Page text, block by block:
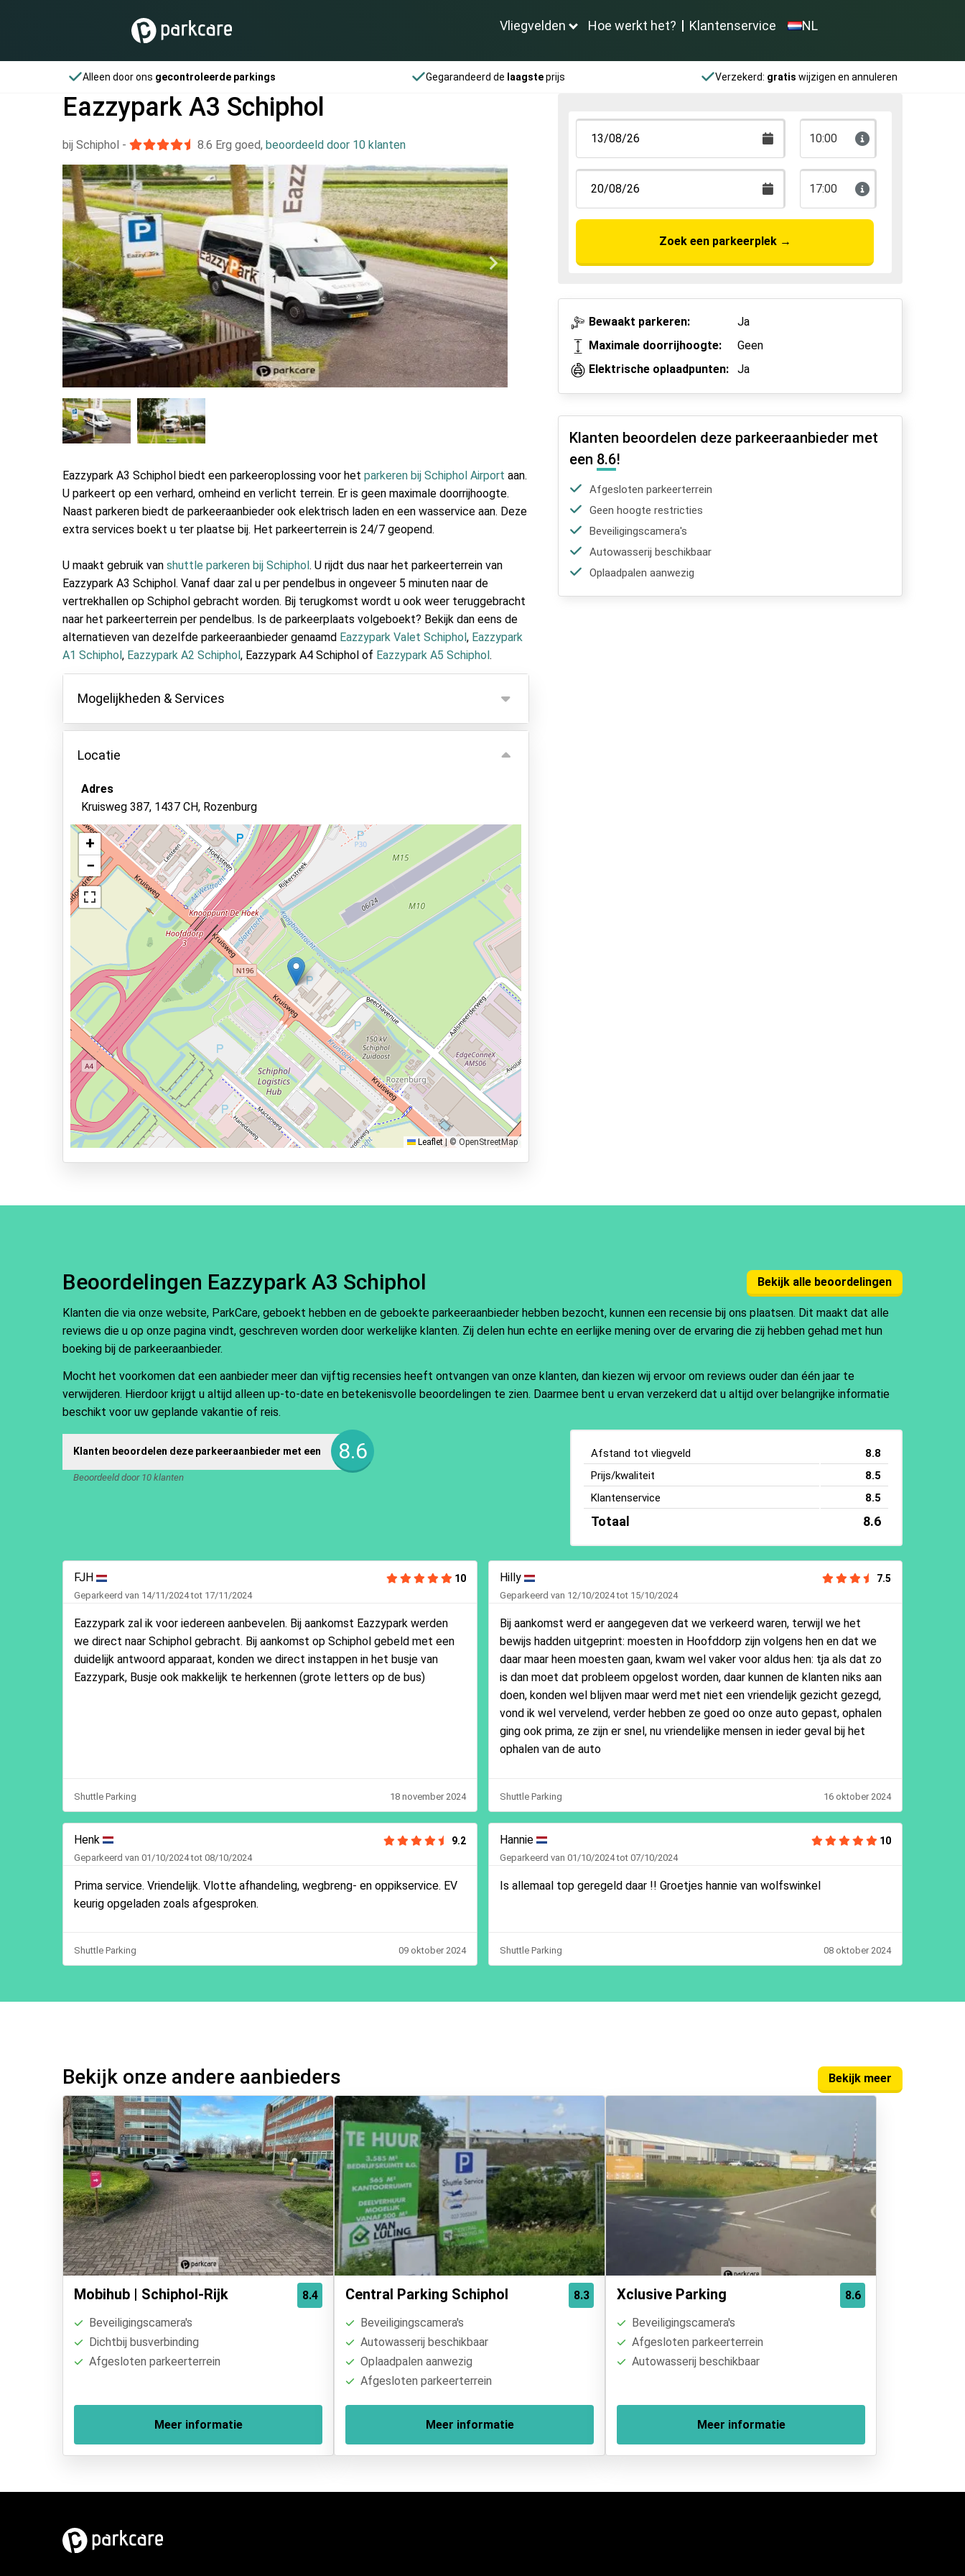
Vliegvelden Hoe werkt het? Klantenservice NL
Alleen door ons gecontroleerde parkings Gegarandeerd de laagsteprijs Verzekerd: gratis wijzigen en annuleren
Eazzypark A3 Schiphol
bij Schiphol - 8.6 Erg goed, beoordeeld door 10 klanten
Eazzypark A3 Schiphol biedt een parkeeroplossing voor het parkeren bij Schiphol Airport aan.
U parkeert op een verhard, omheind en verlicht terrein. Er is geen maximale doorrijhoogte.
Naast parkeren biedt de parkeeraanbieder ook elektrisch laden en een wasservice aan. Deze
extra services boekt u ter plaatse bij. Het parkeerterrein is 24/7 geopend.
U maakt gebruik van shuttle parkeren bij Schiphol. U rijdt dus naar het parkeerterrein van
Eazzypark A3 Schiphol. Vanaf daar zal u per pendelbus in ongeveer 5 minuten naar de
vertrekhallen op Schiphol gebracht worden. Bij terugkomst wordt u ook weer teruggebracht
naar het parkeerterrein per pendelbus. Is de parkeerplaats volgeboekt? Bekijk dan eens de
alternatieven van dezelfde parkeeraanbieder genaamd Eazzypark Valet Schiphol, Eazzypark
A1 Schiphol, Eazzypark A2 Schiphol, Eazzypark A4 Schiphol of Eazzypark A5 Schiphol.
Mogelijkheden & Services
Mogelijkheden
Binnen parkeren
Autosleutels behouden
Camerabewaking
Beveiligd parkeren
Verlicht terrein
Asfalt of bestrating
Autowassen
Elektrisch laadstation
Services
24 uur per dag geopend
Vooraf reserveren
3,7km naar vertrekhal
Parkeervormen
Shuttle Parking
Valet Parking
Park & Walk
Locatie
Adres
Kruisweg 387, 1437 CH, Rozenburg
Bekijk op kaart
+
−
Leaflet | © OpenStreetMap
10:00
17:00
Zoek een parkeerplek→
Bewaakt parkeren:
Ja
Maximale doorrijhoogte:
Geen
Elektrische oplaadpunten:
Ja
Klanten beoordelen deze parkeeraanbieder met
een 8.6!
Afgesloten parkeerterrein
Geen hoogte restricties
Beveiligingscamera's
Autowasserij beschikbaar
Oplaadpalen aanwezig
Beoordelingen Eazzypark A3 Schiphol Bekijk alle beoordelingen
Klanten die via onze website, ParkCare, geboekt hebben en de geboekte parkeeraanbieder hebben bezocht, kunnen een recensie bij ons plaatsen. Dit maakt dat alle
reviews die u op onze pagina vindt, geschreven worden door werkelijke klanten. Zij delen hun echte en eerlijke mening over de ervaring die zij hebben gehad met hun
boeking bij de parkeeraanbieder.
Mocht het voorkomen dat een aanbieder meer dan vijftig recensies heeft ontvangen van onze klanten, dan kiezen wij ervoor om reviews ouder dan één jaar te
verwijderen. Hierdoor krijgt u altijd alleen up-to-date en betekenisvolle beoordelingen te zien. Daarmee bent u ervan verzekerd dat u altijd over belangrijke informatie
beschikt voor uw geplande vakantie of reis.
Klanten beoordelen deze parkeeraanbieder met een 8.6
Beoordeeld door 10 klanten
Afstand tot vliegveld
8.8
Prijs/kwaliteit
8.5
Klantenservice
8.5
Totaal 8.6
FJH 10
Geparkeerd van 14/11/2024 tot 17/11/2024
Eazzypark zal ik voor iedereen aanbevelen. Bij aankomst Eazzypark werden
we direct naar Schiphol gebracht. Bij aankomst op Schiphol gebeld met een
duidelijk antwoord apparaat, konden we direct instappen in het busje van
Eazzypark, Busje ook makkelijk te herkennen (grote letters op de bus)
Shuttle Parking 18 november 2024
Hilly 7.5
Geparkeerd van 12/10/2024 tot 15/10/2024
Bij aankomst werd er aangegeven dat we verkeerd waren, terwijl we het
bewijs hadden uitgeprint: moesten in Hoofddorp zijn volgens hen en dat we
daar maar heen moesten gaan, kwam wel vaker voor aldus hen: tja als dat zo
is dan moet dat probleem opgelost worden, daar kunnen de klanten niks aan
doen, konden wel blijven maar werd met niet een vriendelijk gezicht gezegd,
vond ik wel vervelend, verder hebben ze goed oo onze auto gepast, ophalen
ging ook prima, ze zijn er snel, nu vriendelijke mensen in ieder geval bij het
ophalen van de auto
Shuttle Parking 16 oktober 2024
Henk 9.2
Geparkeerd van 01/10/2024 tot 08/10/2024
Prima service. Vriendelijk. Vlotte afhandeling, wegbreng- en oppikservice. EV
keurig opgeladen zoals afgesproken.
Shuttle Parking 09 oktober 2024
Hannie 10
Geparkeerd van 01/10/2024 tot 07/10/2024
Is allemaal top geregeld daar !! Groetjes hannie van wolfswinkel
Shuttle Parking 08 oktober 2024
Bekijk onze andere aanbieders Bekijk meer
8.4
Mobihub | Schiphol-Rijk
Beveiligingscamera's
Dichtbij busverbinding
Afgesloten parkeerterrein
Meer informatie
8.3
Central Parking Schiphol
Beveiligingscamera's
Autowasserij beschikbaar
Oplaadpalen aanwezig
Afgesloten parkeerterrein
Meer informatie
8.6
Xclusive Parking
Beveiligingscamera's
Afgesloten parkeerterrein
Autowasserij beschikbaar
Meer informatie